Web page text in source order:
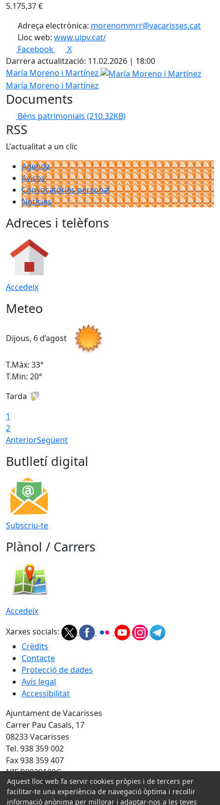
5.175,37 €
Adreça electrònica: morenommrr@vacarisses.cat
Lloc web: www.uipv.cat/
Facebook
X
Darrera actualització: 11.02.2026 | 18:00
María Moreno i Martínez
María Moreno i Martínez
Documents
Béns patrimonials (210.32KB)
RSS
L'actualitat a un clic
Agenda
Avisos
Convocatòries personal
Notícies
Adreces i telèfons
Accedeix
Meteo
Dijous, 6 d’agost
T.Màx: 33°
T.Min: 20°
Tarda
1
2
AnteriorSegüent
Butlletí digital
Subscriu-te
Plànol / Carrers
Accedeix
Xarxes socials:
Crèdits
Contacte
Protecció de dades
Avís legal
Accessibilitat
Ajuntament de Vacarisses
Carrer Pau Casals, 17
08233 Vacarisses
Tel. 938 359 002
Fax 938 359 407
NIF P0829100G
Amb la col·laboració de:
Aquest lloc web fa servir cookies pròpies i de tercers per
facilitar-te una experiència de navegació òptima i recollir
informació anònima per millorar i adaptar-nos a les teves